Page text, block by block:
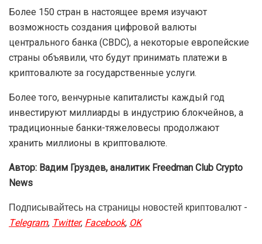
Более 150 стран в настоящее время изучают
возможность создания цифровой валюты
центрального банка (CBDC), а некоторые европейские
страны объявили, что будут принимать платежи в
криптовалюте за государственные услуги.
Более того, венчурные капиталисты каждый год
инвестируют миллиарды в индустрию блокчейнов, а
традиционные банки-тяжеловесы продолжают
хранить миллионы в криптовалюте.
Автор: Вадим Груздев, аналитик Freedman Сlub Crypto
News
Подписывайтесь на страницы новостей криптовалют -
Telegram,Twitter,Facebook,OK